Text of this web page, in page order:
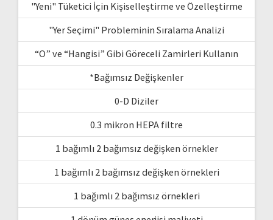
"Yeni" Tüketici İçin Kişiselleştirme ve Özelleştirme
"Yer Seçimi" Probleminin Sıralama Analizi
“O” ve “Hangisi” Gibi Göreceli Zamirleri Kullanın
*Bağımsız Değişkenler
0-D Diziler
0.3 mikron HEPA filtre
1 bağımlı 2 bağımsız değişken örnekler
1 bağımlı 2 bağımsız değişken örnekleri
1 bağımlı 2 bağımsız örnekleri